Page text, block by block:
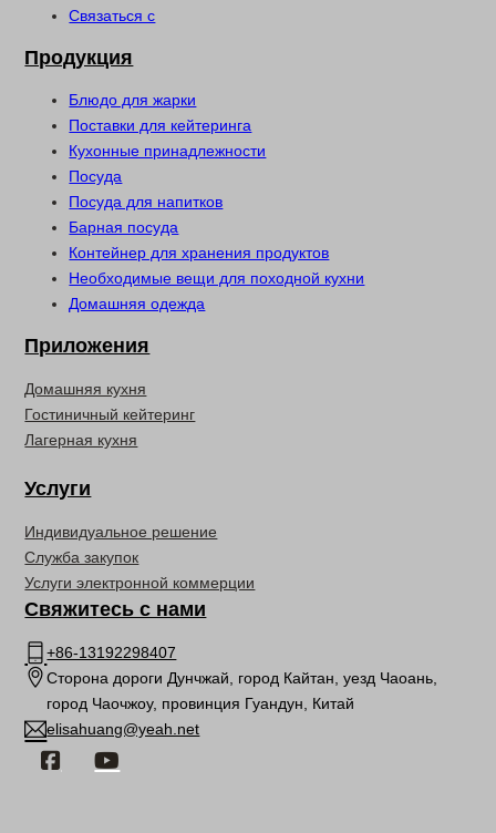
Связаться с
Продукция
Блюдо для жарки
Поставки для кейтеринга
Кухонные принадлежности
Посуда
Посуда для напитков
Барная посуда
Контейнер для хранения продуктов
Необходимые вещи для походной кухни
Домашняя одежда
Приложения
Домашняя кухня
Гостиничный кейтеринг
Лагерная кухня
Услуги
Индивидуальное решение
Служба закупок
Услуги электронной коммерции
Свяжитесь с нами
+86-13192298407
Сторона дороги Дунчжай, город Кайтан, уезд Чаоань,
город Чаочжоу, провинция Гуандун, Китай
elisahuang@yeah.net